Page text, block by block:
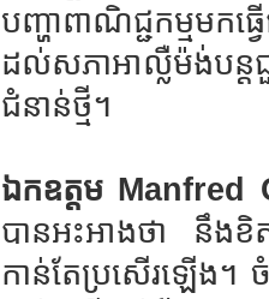
បញ្ហាពាណិជ្ជកម្មមក
ដល់សភាអាល្លឺម៉ង់បន្
ជំនាន់ថ្មី។
ឯកឧត្តម​ Manfred
បានអះអាងថា នឹងខិត
កាន់តែប្រសើរឡើង។